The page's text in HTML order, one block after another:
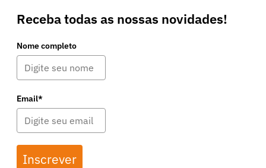
Receba todas as nossas novidades!
Nome completo
Email*
Inscrever